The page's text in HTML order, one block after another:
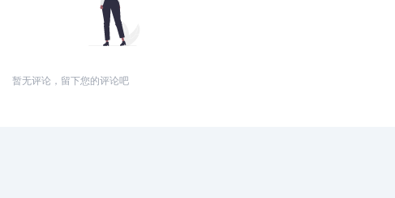
暂无评论，留下您的评论吧